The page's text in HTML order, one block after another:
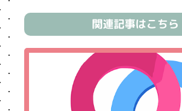
関連記事はこちら